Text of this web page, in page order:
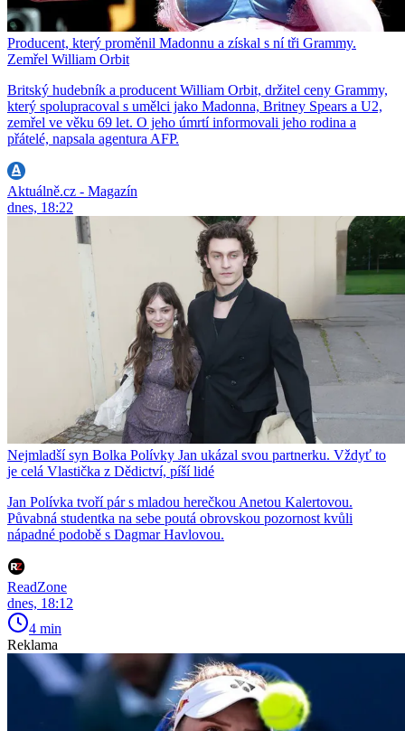
Producent, který proměnil Madonnu a získal s ní tři Grammy.
Zemřel William Orbit
Britský hudebník a producent William Orbit, držitel ceny Grammy,
který spolupracoval s umělci jako Madonna, Britney Spears a U2,
zemřel ve věku 69 let. O jeho úmrtí informovali jeho rodina a
přátelé, napsala agentura AFP.
Aktuálně.cz - Magazín
dnes, 18:22
Nejmladší syn Bolka Polívky Jan ukázal svou partnerku. Vždyť to
je celá Vlastička z Dědictví, píší lidé
Jan Polívka tvoří pár s mladou herečkou Anetou Kalertovou.
Půvabná studentka na sebe poutá obrovskou pozornost kvůli
nápadné podobě s Dagmar Havlovou.
ReadZone
dnes, 18:12
4 min
Reklama